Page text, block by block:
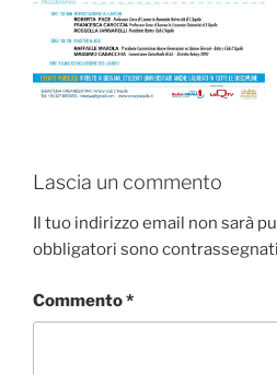
Lascia un commento
Il tuo indirizzo email non sarà
obbligatori sono contrassegnati
Commento*